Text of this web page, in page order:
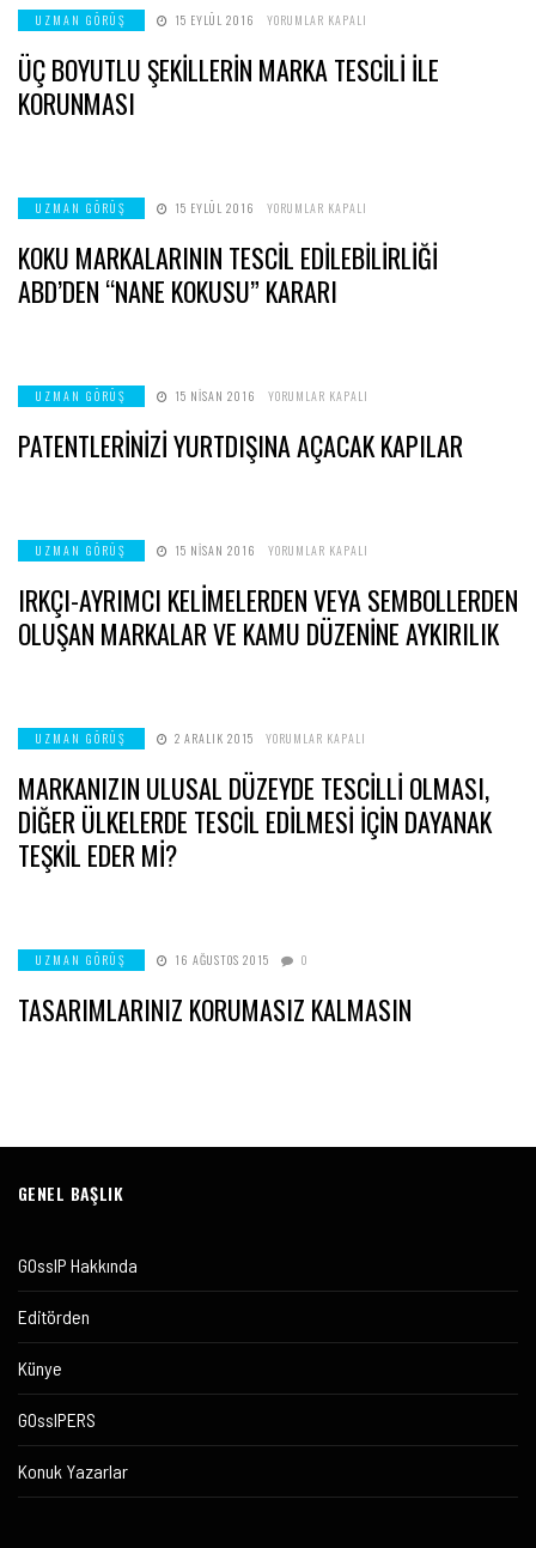
UZMAN GÖRÜŞ 15 EYLÜL 2016
ÜÇ
MARKA
TESCİLİ
YORUMLAR KAPALI
ÜÇ BOYUTLU ŞEKİLLERİN MARKA TESCİLİ İLE
KORUNMASI
UZMAN GÖRÜŞ 15 EYLÜL 2016
KOKU
EDİLEBİLİRLİĞİ
ABD’DEN
“NANE
KOKUSU”
KARARI
YORUMLAR KAPALI
KOKU MARKALARININ TESCİL EDİLEBİLİRLİĞİ
ABD’DEN “NANE KOKUSU” KARARI
UZMAN GÖRÜŞ 15 NISAN 2016
PATENTLERİNİZİ
KAPILAR
IÇIN
YORUMLAR KAPALI
PATENTLERİNİZİ YURTDIŞINA AÇACAK KAPILAR
UZMAN GÖRÜŞ 15 NISAN 2016
IRKÇI-
VEYA
SEMBOLLERDEN
OLUŞAN
MARKALAR
VE
YORUMLAR KAPALI
IRKÇI-AYRIMCI KELİMELERDEN VEYA SEMBOLLERDEN
OLUŞAN MARKALAR VE KAMU DÜZENİNE AYKIRILIK
UZMAN GÖRÜŞ 2 ARALIK 2015
MARKANIZIN
TESCİLLİ
OLMASI,
DİĞER
ÜLKELERDE
TESCİL
YORUMLAR KAPALI
MARKANIZIN ULUSAL DÜZEYDE TESCİLLİ OLMASI,
DİĞER ÜLKELERDE TESCİL EDİLMESİ İÇİN DAYANAK
TEŞKİL EDER Mİ?
UZMAN GÖRÜŞ 16 AĞUSTOS 2015 0
TASARIMLARINIZ KORUMASIZ KALMASIN
GENEL BAŞLIK
GOssIP Hakkında
Editörden
Künye
GOssIPERS
Konuk Yazarlar